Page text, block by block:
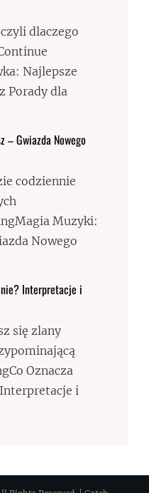
dlaczego
Najlepsze
Porady dla
– Gwiazda Nowego
codziennie
Muzyki:
Nowego
Interpretacje i
się zlany
Oznacza
Interpretacje i